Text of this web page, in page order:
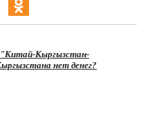
"Китай-Кыргызстан-
нет денег?